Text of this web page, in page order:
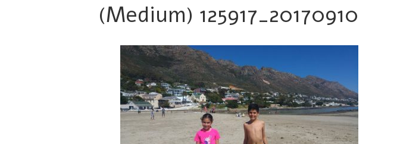
20170910_125917 (Medium)